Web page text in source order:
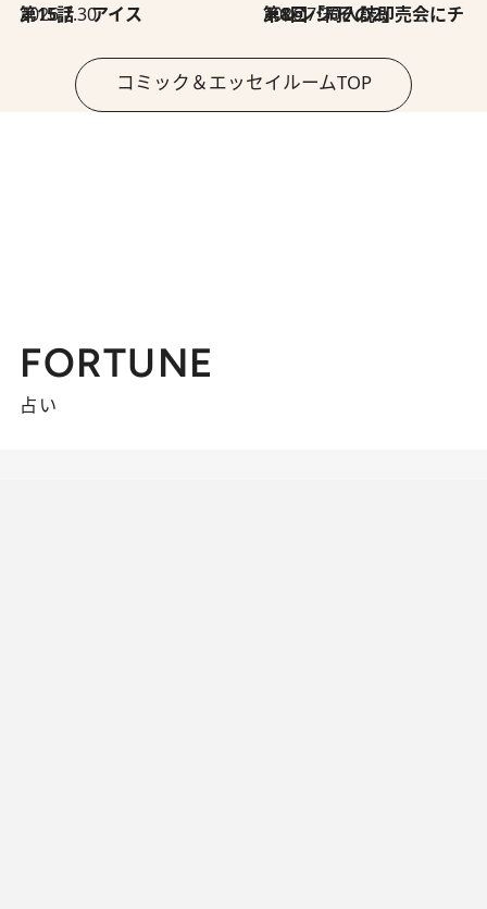
2026.7.30
第15話 アイス 2026.7.30
第8回「同人誌即売会にチャレンジ その2」
コミック＆エッセイルームTOP
FORTUNE
占い